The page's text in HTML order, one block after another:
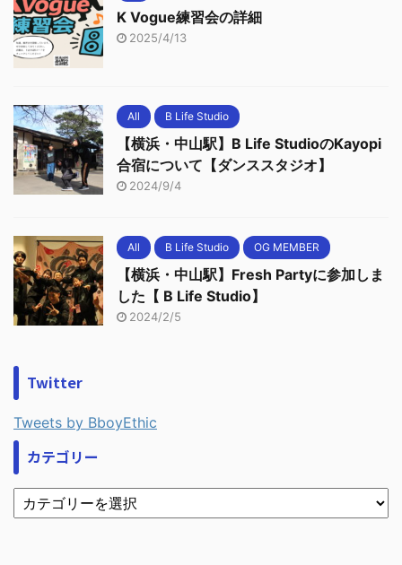
K Vogue練習会の詳細
2025/4/13
All B Life Studio
【横浜・中山駅】B Life StudioのKayopi
合宿について【ダンススタジオ】
2024/9/4
All B Life Studio OG MEMBER
【横浜・中山駅】Fresh Partyに参加しま
した【 B Life Studio】
2024/2/5
Twitter
Tweets by BboyEthic
カテゴリー